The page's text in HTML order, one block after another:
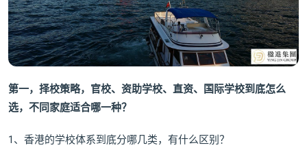
第一，择校策略，官校、资助学校、直资、国际学校到底怎么
选，不同家庭适合哪一种？
1、香港的学校体系到底分哪几类，有什么区别？